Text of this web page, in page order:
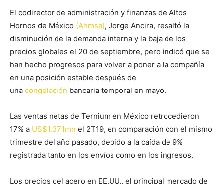
El codirector de administración y finanzas de Altos
Hornos de México (Ahmsa), Jorge Ancira, resaltó la
disminución de la demanda interna y la baja de los
precios globales el 20 de septiembre, pero indicó que se
han hecho progresos para volver a poner a la compañía
en una posición estable después de
una congelación bancaria temporal en mayo.
Las ventas netas de Ternium en México retrocedieron
17% a US$1.371mn el 2T19, en comparación con el mismo
trimestre del año pasado, debido a la caída de 9%
registrada tanto en los envíos como en los ingresos.
Los precios del acero en EE.UU., el principal mercado de